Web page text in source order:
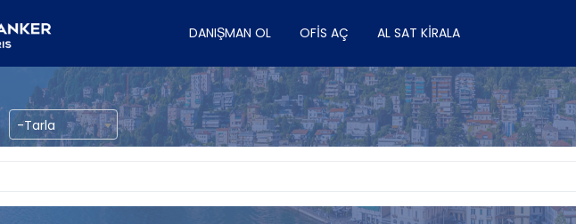
DANIŞMAN OL OFIS AÇ AL SAT KIRALA
-Tarla